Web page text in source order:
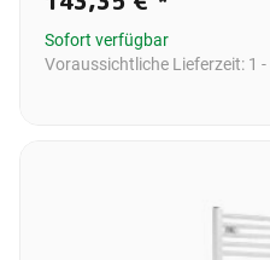
Sofort verfügbar
Voraussichtliche Lieferzeit: 1